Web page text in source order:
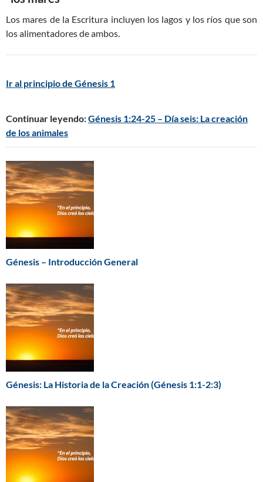
Los mares de la Escritura incluyen los lagos y los ríos que son
los alimentadores de ambos.
Ir al principio de Génesis 1
Continuar leyendo:Génesis 1:24-25 – Día seis: La creación
de los animales
Génesis – Introducción General
Génesis: La Historia de la Creación (Génesis 1:1-2:3)